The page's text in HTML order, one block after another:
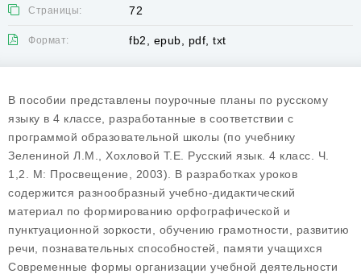
Страницы: 72
Формат: fb2, epub, pdf, txt
В пособии представлены поурочные планы по русскому
языку в 4 классе, разработанные в соответствии с
программой образовательной школы (по учебнику
Зелениной Л.М., Хохловой Т.Е. Русский язык. 4 класс. Ч.
1,2. М: Просвещение, 2003). В разработках уроков
содержится разнообразный учебно-дидактический
материал по формированию орфографической и
пунктуационной зоркости, обучению грамотности, развитию
речи, познавательных способностей, памяти учащихся
Современные формы организации учебной деятельности